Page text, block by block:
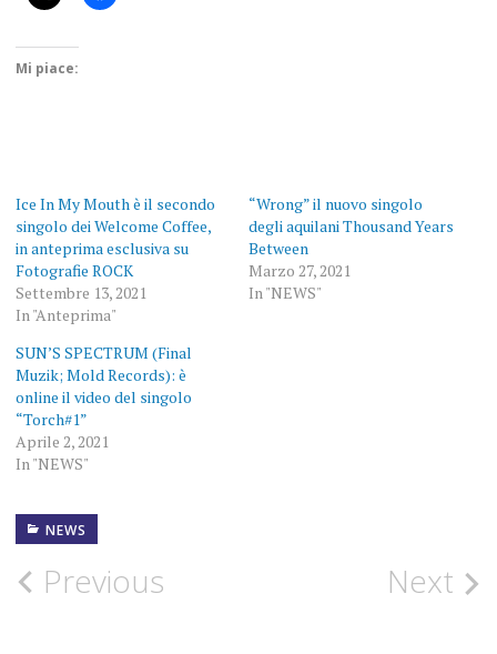
Mi piace:
Ice In My Mouth è il secondo
singolo dei Welcome Coffee,
in anteprima esclusiva su
Fotografie ROCK
Settembre 13, 2021
In "Anteprima"
“Wrong” il nuovo singolo
degli aquilani Thousand Years
Between
Marzo 27, 2021
In "NEWS"
SUN’S SPECTRUM (Final
Muzik; Mold Records): è
online il video del singolo
“Torch#1”
Aprile 2, 2021
In "NEWS"
NEWS
FOTOGRAFIE
Post
Previous Next